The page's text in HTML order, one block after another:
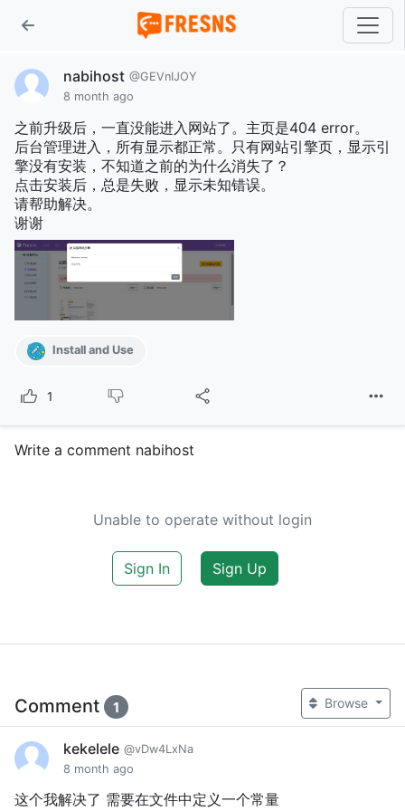
nabihost @GEVnIJOY
8 month ago
之前升级后，一直没能进入网站了。主页是404 error。
后台管理进入，所有显示都正常。只有网站引擎页，显示引
擎没有安装，不知道之前的为什么消失了？
点击安装后，总是失败，显示未知错误。
请帮助解决。
谢谢
Install and Use
1
Write a comment nabihost
Unable to operate without login
Sign In Sign Up
Comment 1 Browse
kekelele @vDw4LxNa
8 month ago
这个我解决了 需要在文件中定义一个常量